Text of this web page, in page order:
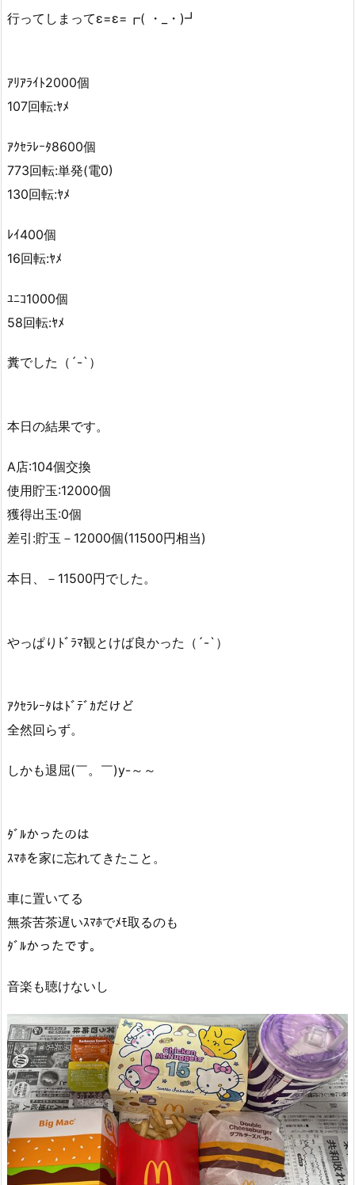
行ってしまってε=ε=┏( ・_・)┛
ｱﾘｱﾗｲﾄ2000個
107回転:ﾔﾒ
ｱｸｾﾗﾚｰﾀ8600個
773回転:単発(電0)
130回転:ﾔﾒ
ﾚｲ400個
16回転:ﾔﾒ
ﾕﾆｺ1000個
58回転:ﾔﾒ
糞でした（´-`）
本日の結果です。
A店:104個交換
使用貯玉:12000個
獲得出玉:0個
差引:貯玉－12000個(11500円相当)
本日、－11500円でした。
やっぱりﾄﾞﾗﾏ観とけば良かった（´-`）
ｱｸｾﾗﾚｰﾀはﾄﾞﾃﾞｶだけど
全然回らず。
しかも退屈(￣。￣)y-～～
ﾀﾞﾙかったのは
ｽﾏﾎを家に忘れてきたこと。
車に置いてる
無茶苦茶遅いｽﾏﾎでﾒﾓ取るのも
ﾀﾞﾙかったです。
音楽も聴けないし